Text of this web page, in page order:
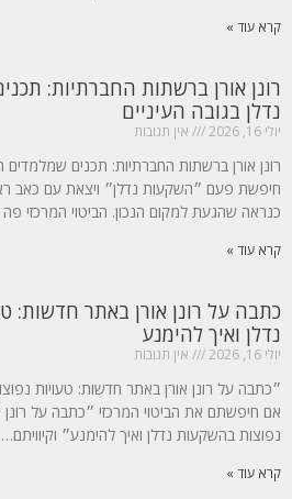
קרא עוד »
רונן אורן ברשתות החברתיות:
נדלן בגובה העיניים
יולי 16, 2026 אין תגובות
רונן אורן ברשתות החברתיות: תכנים שמלמדים
כנראה שהגעת למקום הנכון. הביטוי המרכזי
קרא עוד »
כתבה על רונן אורן באתר חדשות:
נדלן ואיך להימנע
יולי 16, 2026 אין תגובות
״כתבה על רונן אורן באתר חדשות: טעויות
אם חיפשתם את הביטוי המרכזי ״כתבה על רונן
נפוצות בהשקעות נדלן ואיך להימנע״ וקיוויתם…
קרא עוד »